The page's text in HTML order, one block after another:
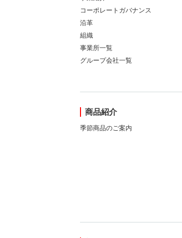
コーポレートガバナンス
沿革
組織
事業所一覧
グループ会社一覧
商品紹介
季節商品のご案内